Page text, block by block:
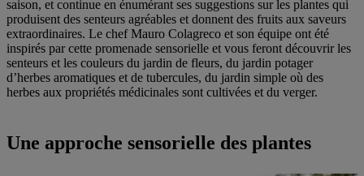
saison, et continue en énumérant ses suggestions sur les plantes qui
produisent des senteurs agréables et donnent des fruits aux saveurs
extraordinaires. Le chef Mauro Colagreco et son équipe ont été
inspirés par cette promenade sensorielle et vous feront découvrir les
senteurs et les couleurs du jardin de fleurs, du jardin potager
d’herbes aromatiques et de tubercules, du jardin simple où des
herbes aux propriétés médicinales sont cultivées et du verger.
Une approche sensorielle des plantes